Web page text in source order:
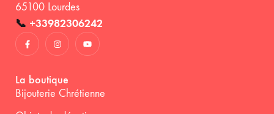
65100 Lourdes
📞 +33982306242
La boutique
Bijouterie Chrétienne